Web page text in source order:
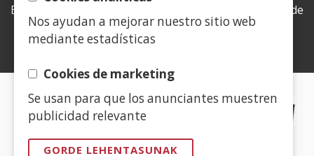
Nos ayudan a mejorar nuestro sitio web
mediante estadísticas
Cookies de marketing
Se usan para que los anunciantes muestren
publicidad relevante
GORDE LEHENTASUNAK
Esta web se ajusta a lo establecido en la Ley 19/2013, de
9 de diciembre, de transparencia, acceso a la
información pública y buen gobierno.
CERTIFICADOS DE CALIDAD
(Ireki